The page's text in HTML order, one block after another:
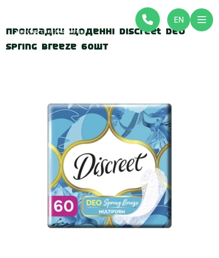
EN
Прокладки щоденні Discreet Deo
Spring Breeze 60шт